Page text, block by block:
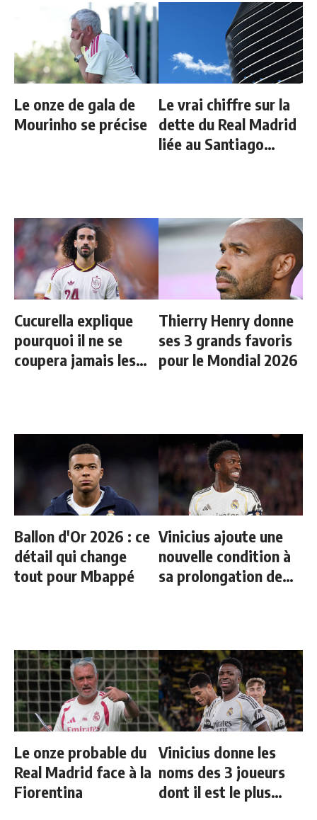
Le onze de gala de
Mourinho se précise
Le vrai chiffre sur la
dette du Real Madrid
liée au Santiago
Cucurella explique
pourquoi il ne se
coupera jamais les
Thierry Henry donne
ses 3 grands favoris
pour le Mondial 2026
Ballon d'Or 2026 : ce
détail qui change
tout pour Mbappé
Vinicius ajoute une
nouvelle condition à
sa prolongation de
Le onze probable du
Real Madrid face à la
Fiorentina
Vinicius donne les
noms des 3 joueurs
dont il est le plus